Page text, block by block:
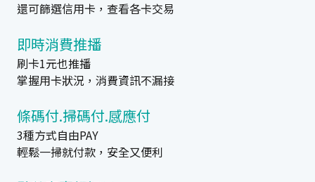
還可篩選信用卡，查看各卡交易
即時消費推播
刷卡1元也推播
掌握用卡狀況，消費資訊不漏接
條碼付.掃碼付.感應付
3種方式自由PAY
輕鬆一掃就付款，安全又便利